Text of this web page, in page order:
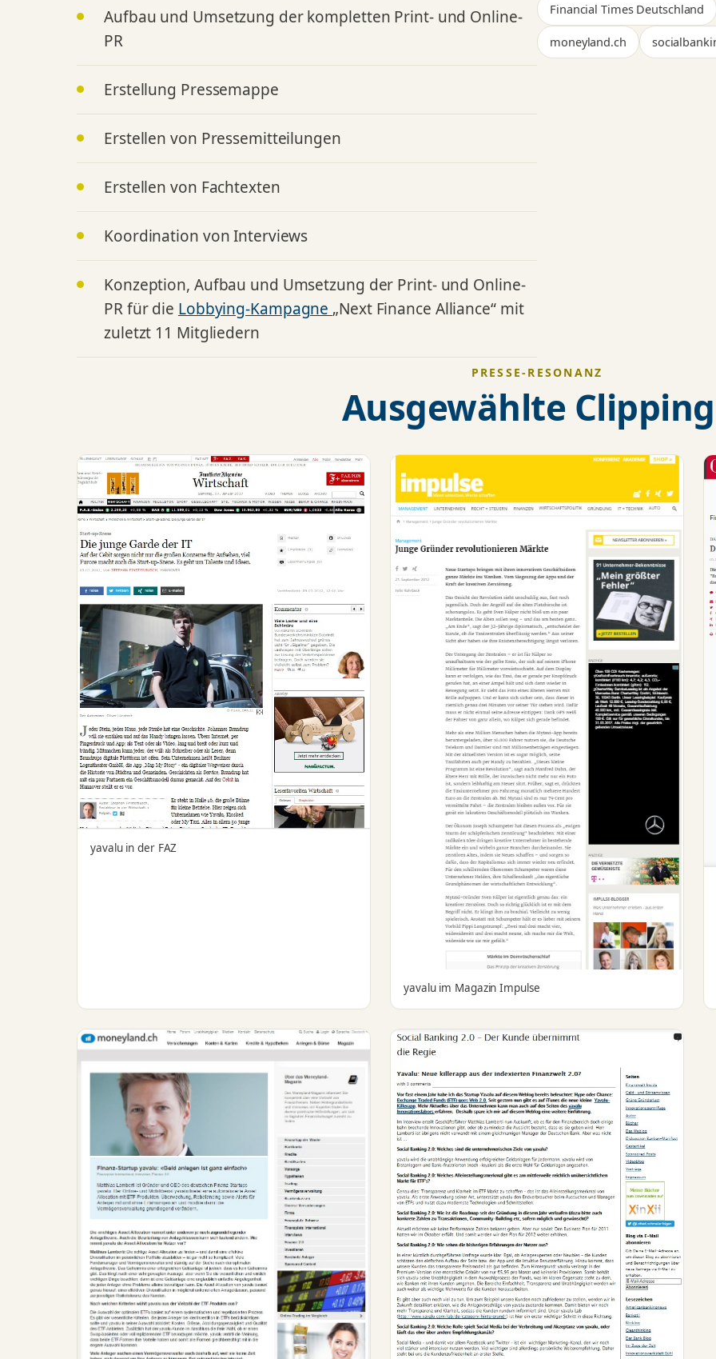
Aufbau und Umsetzung der kompletten Print- und Online-
PR
Erstellung Pressemappe
Erstellen von Pressemitteilungen
Erstellen von Fachtexten
Koordination von Interviews
Konzeption, Aufbau und Umsetzung der Print- und Online-
PR für die Lobbying-Kampagne „Next Finance Alliance“ mit
zuletzt 11 Mitgliedern
Financial Times Deutschland
moneyland.ch
PRESSE-RESONANZ
Ausgewählte
yavalu in der FAZ
yavalu im Magazin Impulse